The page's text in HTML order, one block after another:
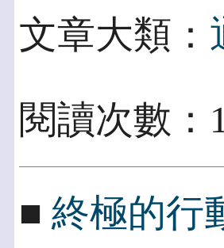
文章大類：
閱讀次數
■ 終極的行